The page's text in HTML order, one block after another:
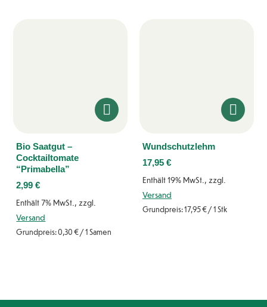
Bio Saatgut –
Cocktailtomate
“Primabella”
2,99€
Enthält 7% MwSt., zzgl.
Versand
Grundpreis:0,30€/ 1 Samen
Wundschutzlehm
17,95 €
Enthält 19% MwSt., zzgl.
Versand
Grundpreis:17,95€/ 1 Stk